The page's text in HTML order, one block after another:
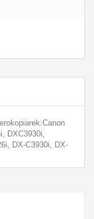
DXC3930i,
DX-C3930i, DX-